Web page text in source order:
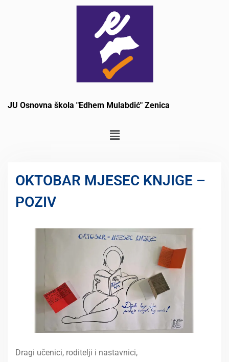
JU Osnovna škola "Edhem Mulabdić" Zenica
OKTOBAR MJESEC KNJIGE –
POZIV
Dragi učenici, roditelji i nastavnici,